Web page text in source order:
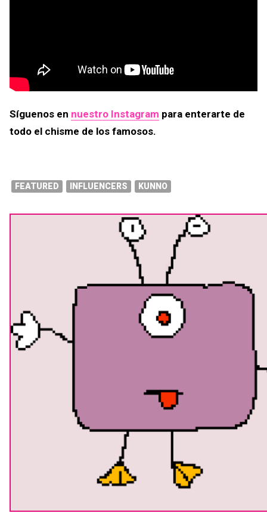
Síguenos en nuestro Instagram para enterarte de
todo el chisme de los famosos.
FEATURED INFLUENCERS KUNNO